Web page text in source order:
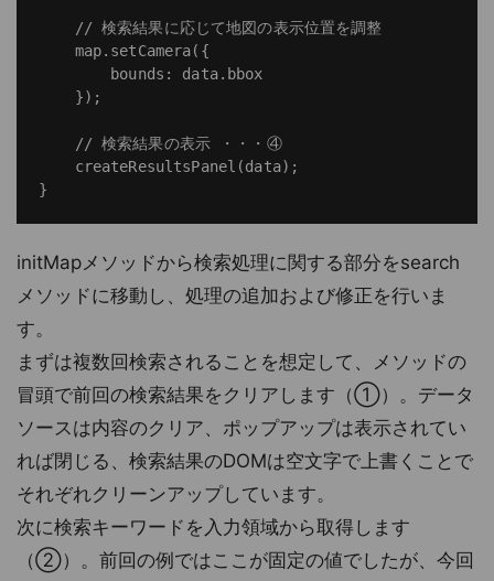
    // 検索結果に応じて地図の表示位置を調整
    map.setCamera({
        bounds: data.bbox
    });
    // 検索結果の表示 ・・・④
    createResultsPanel(data);
initMapメソッドから検索処理に関する部分をsearch
メソッドに移動し、処理の追加および修正を行いま
す。
まずは複数回検索されることを想定して、メソッドの
冒頭で前回の検索結果をクリアします（①）。データ
ソースは内容のクリア、ポップアップは表示されてい
れば閉じる、検索結果のDOMは空文字で上書くことで
それぞれクリーンアップしています。
次に検索キーワードを入力領域から取得します
（②）。前回の例ではここが固定の値でしたが、今回